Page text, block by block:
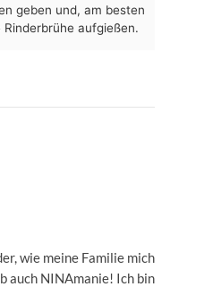
geben und, am besten
aufgießen.
wie meine Familie mich
auch NINAmanie! Ich bin